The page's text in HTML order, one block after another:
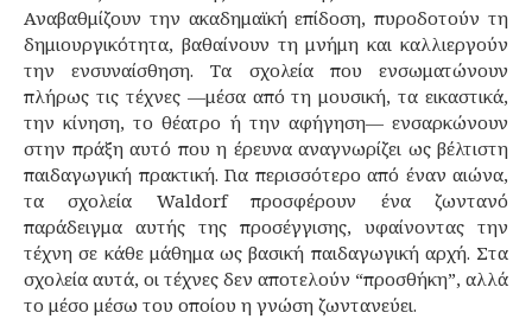
Αναβαθμίζουν την ακαδημαϊκή επίδοση, πυροδοτούν τη
δημιουργικότητα, βαθαίνουν τη μνήμη και καλλιεργούν
την ενσυναίσθηση. Τα σχολεία που ενσωματώνουν
πλήρως τις τέχνες —μέσα από τη μουσική, τα εικαστικά,
την κίνηση, το θέατρο ή την αφήγηση— ενσαρκώνουν
στην πράξη αυτό που η έρευνα αναγνωρίζει ως βέλτιστη
παιδαγωγική πρακτική. Για περισσότερο από έναν αιώνα,
τα σχολεία Waldorf προσφέρουν ένα ζωντανό
παράδειγμα αυτής της προσέγγισης, υφαίνοντας την
τέχνη σε κάθε μάθημα ως βασική παιδαγωγική αρχή. Στα
σχολεία αυτά, οι τέχνες δεν αποτελούν “προσθήκη”, αλλά
το μέσο μέσω του οποίου η γνώση ζωντανεύει.